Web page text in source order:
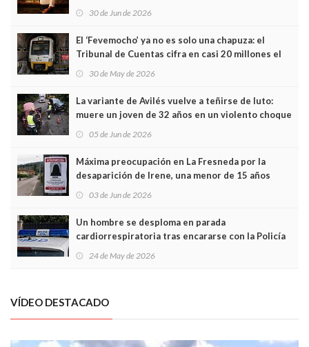
Asturias en Madrid
30 de Jun de 2026
El ‘Fevemocho’ ya no es solo una chapuza: el
Tribunal de Cuentas cifra en casi 20 millones el
sobrecoste de los trenes que no cabían por los
30 de May de 2026
La variante de Avilés vuelve a teñirse de luto:
muere un joven de 32 años en un violento choque
frontal
05 de Jun de 2026
Máxima preocupación en La Fresneda por la
desaparición de Irene, una menor de 15 años
03 de Jun de 2026
Un hombre se desploma en parada
cardiorrespiratoria tras encararse con la Policía
Local en Luanco
24 de May de 2026
VÍDEO DESTACADO